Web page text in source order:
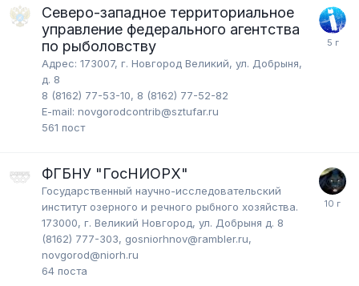
Cеверо-западное территориальное
управление федерального агентства
по рыболовству
Адрес: 173007, г. Новгород Великий, ул. Добрыня,
д. 8
8 (8162) 77-53-10, 8 (8162) 77-52-82
E-mail: novgorodcontrib@sztufar.ru
561 пост
ФГБНУ "ГосНИОРХ"
Государственный научно-исследовательский
институт озерного и речного рыбного хозяйства.
173000, г. Великий Новгород, ул. Добрыня д. 8
(8162) 777-303, gosniorhnov@rambler.ru,
novgorod@niorh.ru
64 поста